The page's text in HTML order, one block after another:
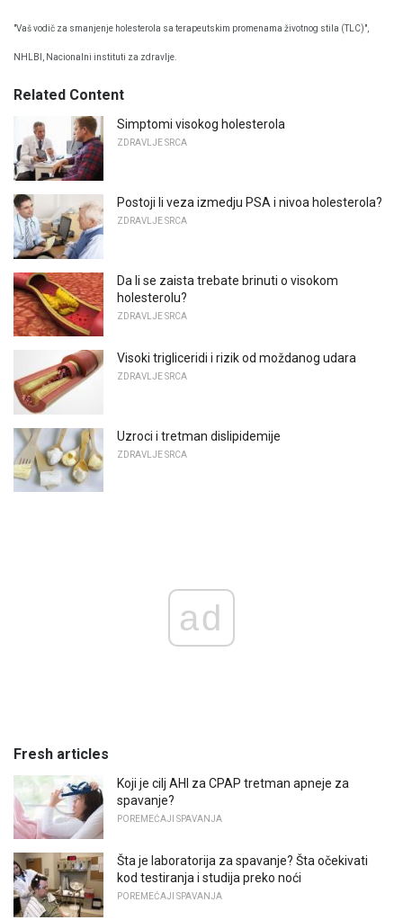
"Vaš vodič za smanjenje holesterola sa terapeutskim promenama životnog stila (TLC)",
NHLBI, Nacionalni instituti za zdravlje.
Related Content
Simptomi visokog holesterola
ZDRAVLJE SRCA
Postoji li veza izmedju PSA i nivoa holesterola?
ZDRAVLJE SRCA
Da li se zaista trebate brinuti o visokom
holesterolu?
ZDRAVLJE SRCA
Visoki trigliceridi i rizik od moždanog udara
ZDRAVLJE SRCA
Uzroci i tretman dislipidemije
ZDRAVLJE SRCA
ad
Fresh articles
Koji je cilj AHI za CPAP tretman apneje za
spavanje?
POREMEĆAJI SPAVANJA
Šta je laboratorija za spavanje? Šta očekivati ​​
kod testiranja i studija preko noći
POREMEĆAJI SPAVANJA